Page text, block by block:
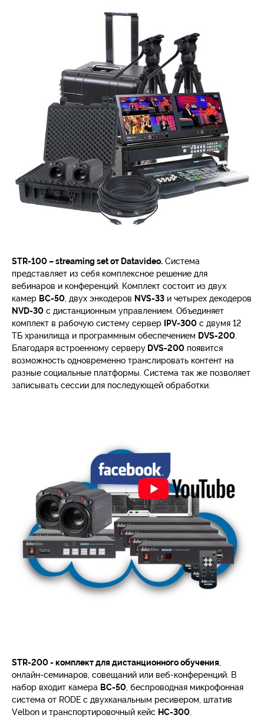
STR-100 – streaming set от Datavideo. Система
представляет из себя комплексное решение для
вебинаров и конференций. Комплект состоит из двух
камер BC-50 , двух энкодеров NVS-33 и четырех декодеров
NVD-30 с дистанционным управлением. Объединяет
комплект в рабочую систему сервер
IPV-300 с двумя 12
ТБ хранилища и программным обеспечением DVS-200
Благодаря встроенному серверу DVS-200 появится
возможность одновременно транслировать контент на
разные социальные платформы. Система так же позволяет
записывать сессии для последующей обработки.
STR-200 - комплект для дистанционного обучения
онлайн-семинаров, совещаний или веб-конференций. В
набор входит камера BC-50 , беспроводная микрофонная
система от RODE с двухканальным ресивером, штатив
Velbon и транспортировочный кейс HC-300